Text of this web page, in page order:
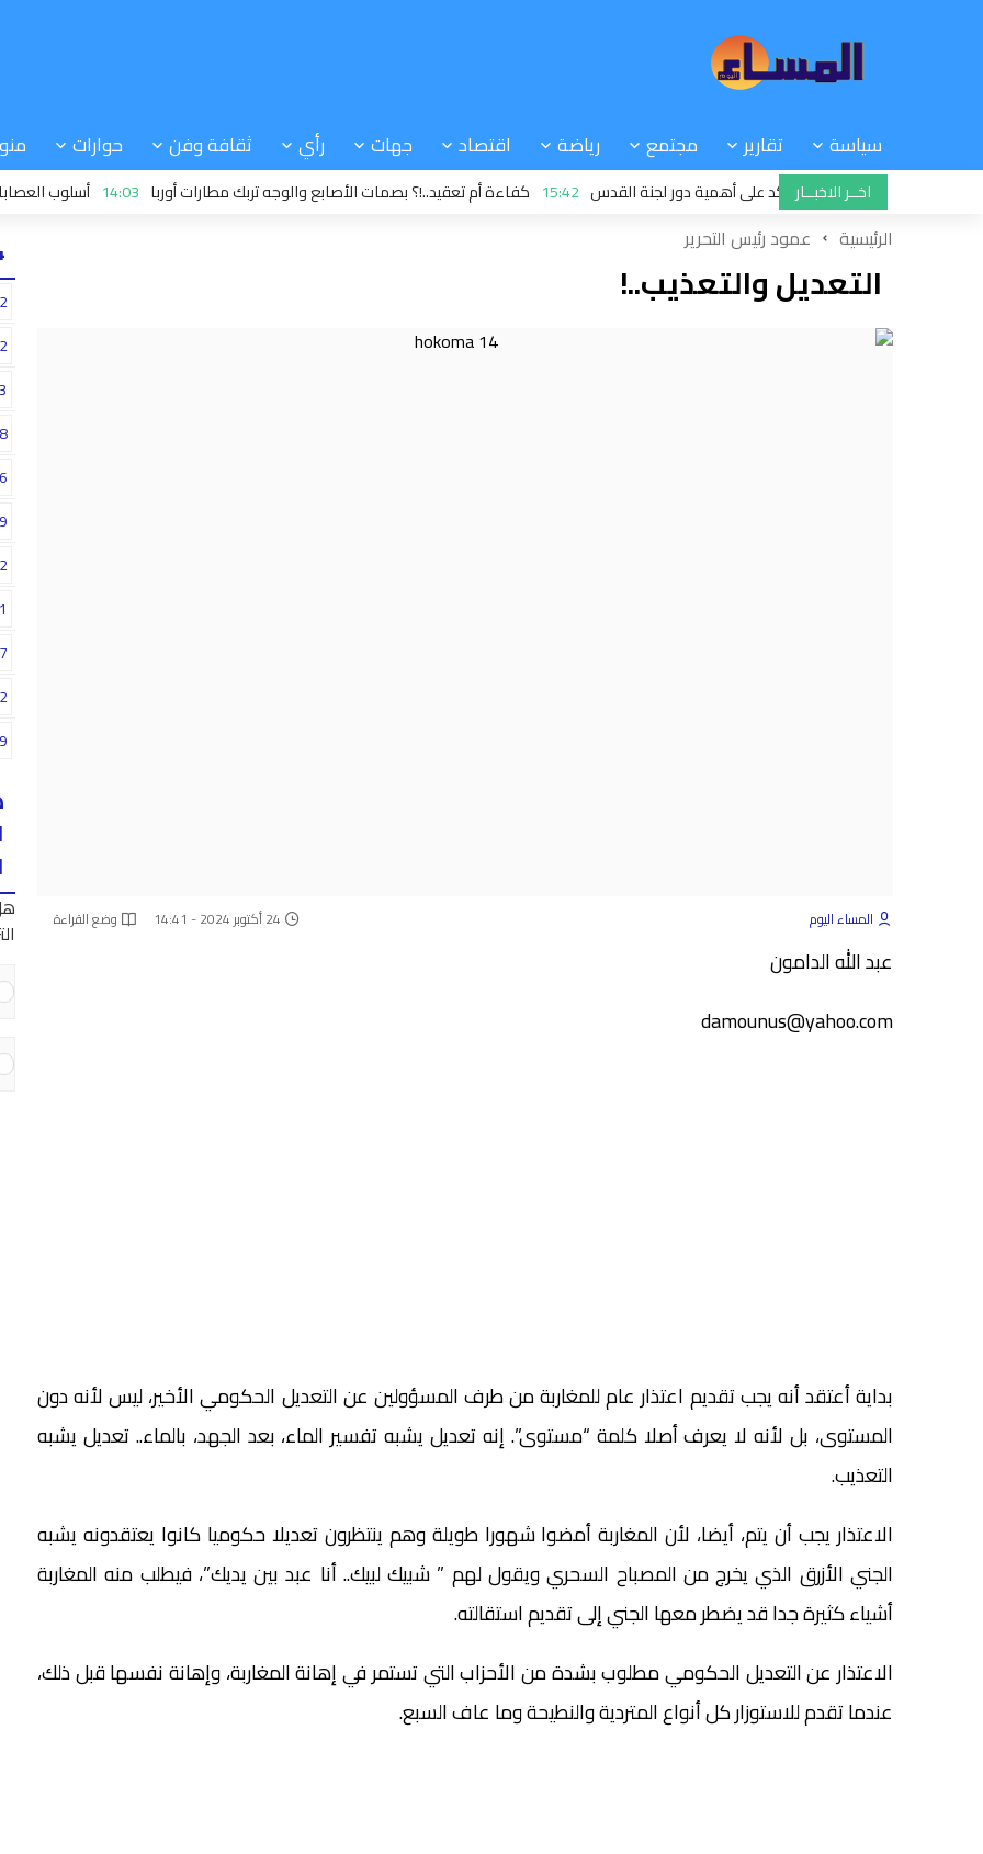
سياسة تقارير مجتمع رياضة اقتصاد جهات رأي ثقافة وفن حوارات
اخــر الاخبــار
وأماكنها المقدسة يؤكد على أهمية دور لجنة القدس 15:42 كفاءة أم تعقيد..!؟ بصمات الأصابع والوجه تربك مطارات أوربا 14:03 أسلوب العصابات:
الرئيسية عمود رئيس التحرير
التعديل والتعذيب..!
المساء اليوم 24 أكتوبر 2024 - 14:41 وضع القراءة
عبد الله الدامون
damounus@yahoo.com
بداية أعتقد أنه يجب تقديم اعتذار عام للمغاربة من طرف المسؤولين عن التعديل الحكومي الأخير، ليس لأنه دون
المستوى، بل لأنه لا يعرف أصلا كلمة “مستوى”. إنه تعديل يشبه تفسير الماء، بعد الجهد، بالماء.. تعديل يشبه
التعذيب.
الاعتذار يجب أن يتم، أيضا، لأن المغاربة أمضوا شهورا طويلة وهم ينتظرون تعديلا حكوميا كانوا يعتقدونه يشبه
الجني الأزرق الذي يخرج من المصباح السحري ويقول لهم ” شبيك لبيك.. أنا عبد بين يديك”، فيطلب منه المغاربة
أشياء كثيرة جدا قد يضطر معها الجني إلى تقديم استقالته.
الاعتذار عن التعديل الحكومي مطلوب بشدة من الأحزاب التي تستمر في إهانة المغاربة، وإهانة نفسها قبل ذلك،
عندما تقدم للاستوزار كل أنواع المتردية والنطيحة وما عاف السبع.